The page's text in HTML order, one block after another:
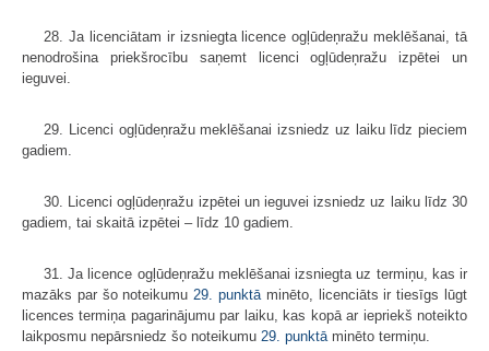
28. Ja licenciātam ir izsniegta licence ogļūdeņražu meklēšanai, tā
nenodrošina priekšrocību saņemt licenci ogļūdeņražu izpētei un
ieguvei.
29. Licenci ogļūdeņražu meklēšanai izsniedz uz laiku līdz pieciem
gadiem.
30. Licenci ogļūdeņražu izpētei un ieguvei izsniedz uz laiku līdz 30
gadiem, tai skaitā izpētei – līdz 10 gadiem.
31. Ja licence ogļūdeņražu meklēšanai izsniegta uz termiņu, kas ir
mazāks par šo noteikumu 29. punktā minēto, licenciāts ir tiesīgs lūgt
licences termiņa pagarinājumu par laiku, kas kopā ar iepriekš noteikto
laikposmu nepārsniedz šo noteikumu 29. punktā minēto termiņu.